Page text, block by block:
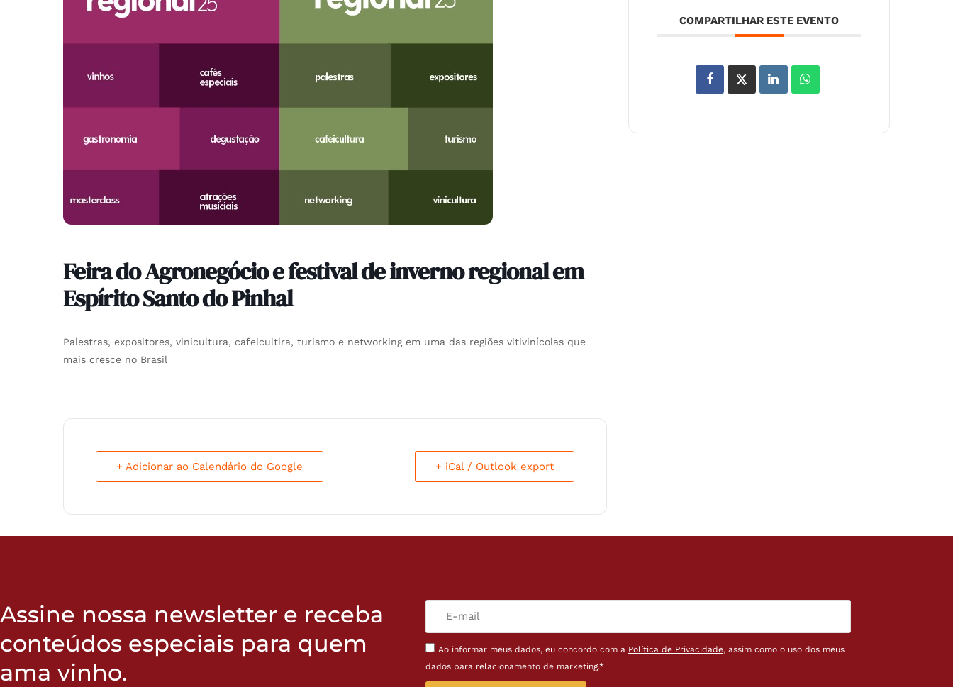
Feira do Agronegócio e festival de inverno regional em
Espírito Santo do Pinhal
Palestras, expositores, vinicultura, cafeicultira, turismo e networking em uma das regiões vitivinícolas que
mais cresce no Brasil
+ Adicionar ao Calendário do Google + iCal / Outlook export
COMPARTILHAR ESTE EVENTO
Assine nossa newsletter e receba
conteúdos especiais para quem
ama vinho.
Ao informar meus dados, eu concordo com a Política de Privacidade, assim como o uso dos meus
dados para relacionamento de marketing.*